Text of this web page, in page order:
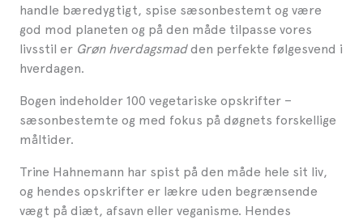
handle bæredygtigt, spise sæsonbestemt og være
god mod planeten og på den måde tilpasse vores
livsstil er Grøn hverdagsmadden perfekte følgesvend i
hverdagen.
Bogen indeholder 100 vegetariske opskrifter –
sæsonbestemte og med fokus på døgnets forskellige
måltider.
Trine Hahnemann har spist på den måde hele sit liv,
og hendes opskrifter er lækre uden begrænsende
vægt på diæt, afsavn eller veganisme. Hendes